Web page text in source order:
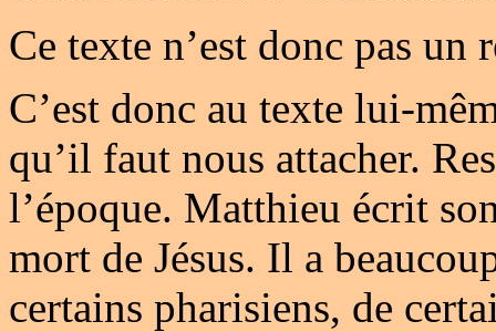
Ce texte n’est donc pas un
C’est donc au texte lui-
qu’il faut nous attacher.
l’époque. Matthieu écrit
mort de Jésus. Il a
certains pharisiens, de